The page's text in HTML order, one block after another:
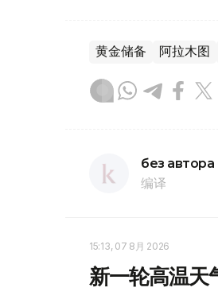
黄金储备 阿拉木图
без автора
编译
15:13, 07 8月 2026
新一轮高温天